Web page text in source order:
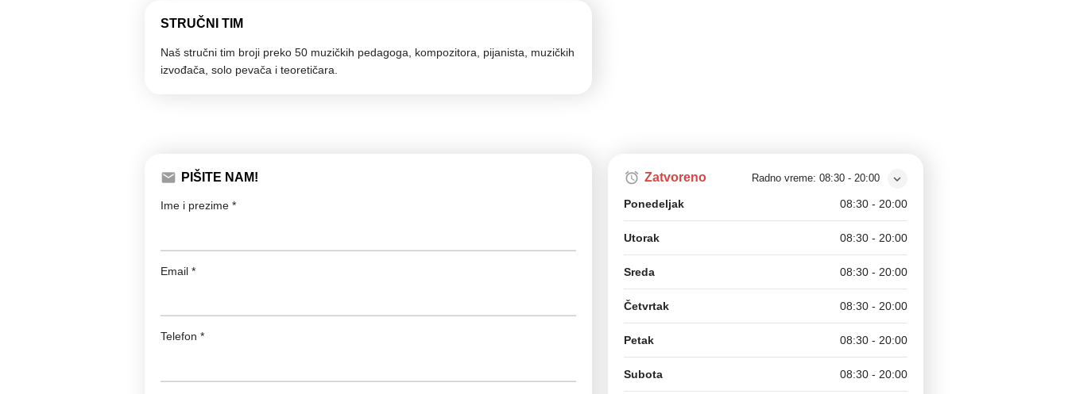
STRUČNI TIM
Naš stručni tim broji preko 50 muzičkih pedagoga, kompozitora, pijanista, muzičkih
izvođača, solo pevača i teoretičara.
PIŠITE NAM!
Ime i prezime *
Email *
Telefon *
Zatvoreno Radno vreme: 08:30 - 20:00
Ponedeljak 08:30 - 20:00
Utorak 08:30 - 20:00
Sreda 08:30 - 20:00
Četvrtak 08:30 - 20:00
Petak 08:30 - 20:00
Subota 08:30 - 20:00